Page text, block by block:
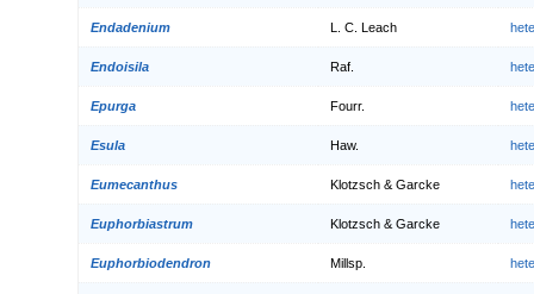
Endadenium L. C. Leach
Endoisila Raf.
Epurga Fourr.
Esula Haw.
Eumecanthus Klotzsch & Garcke
Euphorbiastrum Klotzsch & Garcke
Euphorbiodendron Millsp.